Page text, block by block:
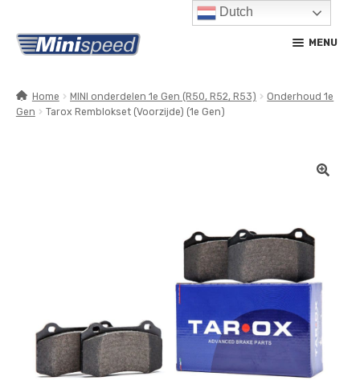
Ga
door
navigatie
Ga
naar
inhoud
MENU
Home MINI onderdelen 1e Gen (R50, R52, R53)
Onderhoud 1e
Gen
Tarox Remblokset (Voorzijde) (1e Gen)
Dutch